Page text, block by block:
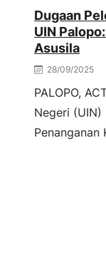
Dugaan
UIN
Asusila
28/09/2025
PALOPO,
Negeri (UIN)
Penanganan